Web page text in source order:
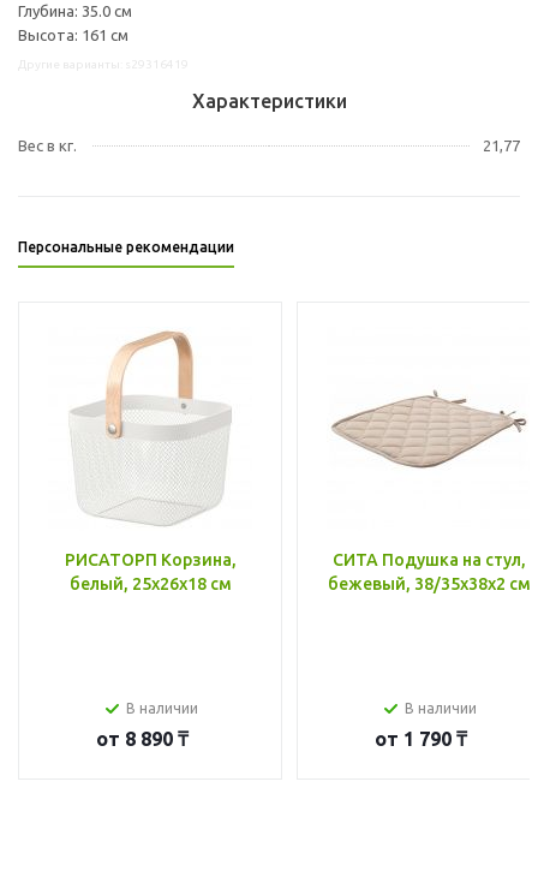
Глубина: 35.0 см
Высота: 161 см
Характеристики
Вес в кг. 21,77
Персональные рекомендации
РИСАТОРП Корзина,
белый, 25x26x18 см
В наличии
от 8 890 ₸
СИТА Подушка на стул,
бежевый, 38/35x38x2 см
В наличии
от 1 790 ₸